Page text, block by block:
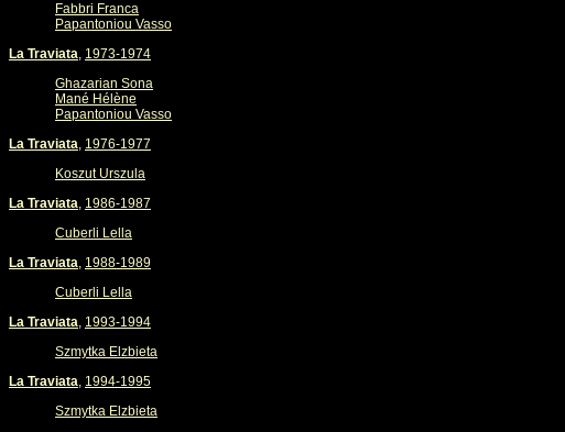
Fabbri Franca
Papantoniou Vasso
La Traviata, 1973-1974
Ghazarian Sona
Mané Hélène
Papantoniou Vasso
La Traviata, 1976-1977
Koszut Urszula
La Traviata, 1986-1987
Cuberli Lella
La Traviata, 1988-1989
Cuberli Lella
La Traviata, 1993-1994
Szmytka Elzbieta
La Traviata, 1994-1995
Szmytka Elzbieta